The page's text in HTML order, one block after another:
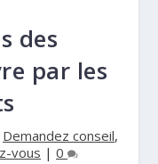
des
par les
Demandez conseil,
vous | 0